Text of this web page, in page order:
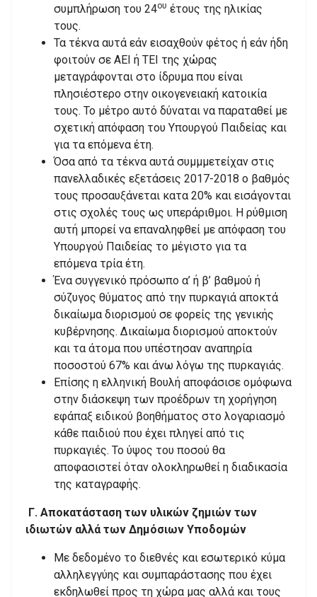
συμπλήρωση του 24ου έτους της ηλικίας
τους.
Τα τέκνα αυτά εάν εισαχθούν φέτος ή εάν ήδη
φοιτούν σε ΑΕΙ ή ΤΕΙ της χώρας
μεταγράφονται στο ίδρυμα που είναι
πλησιέστερο στην οικογενειακή κατοικία
τους. Το μέτρο αυτό δύναται να παραταθεί με
σχετική απόφαση του Υπουργού Παιδείας και
για τα επόμενα έτη.
Όσα από τα τέκνα αυτά συμμμετείχαν στις
πανελλαδικές εξετάσεις 2017-2018 ο βαθμός
τους προσαυξάνεται κατα 20% και εισάγονται
στις σχολές τους ως υπεράριθμοι. Η ρύθμιση
αυτή μπορεί να επαναληφθεί με απόφαση του
Υπουργού Παιδείας το μέγιστο για τα
επόμενα τρία έτη.
Ένα συγγενικό πρόσωπο α’ ή β’ βαθμού ή
σύζυγος θύματος από την πυρκαγιά αποκτά
δικαίωμα διορισμού σε φορείς της γενικής
κυβέρνησης. Δικαίωμα διορισμού αποκτούν
και τα άτομα που υπέστησαν αναπηρία
ποσοστού 67% και άνω λόγω της πυρκαγιάς.
Επίσης η ελληνική Βουλή αποφάσισε ομόφωνα
στην διάσκεψη των προέδρων τη χορήγηση
εφάπαξ ειδικού βοηθήματος στο λογαριασμό
κάθε παιδιού που έχει πληγεί από τις
πυρκαγιές. Το ύψος του ποσού θα
αποφασιστεί όταν ολοκληρωθεί η διαδικασία
της καταγραφής.
Γ. Αποκατάσταση των υλικών ζημιών των
ιδιωτών αλλά των Δημόσιων Υποδομών
Με δεδομένο το διεθνές και εσωτερικό κύμα
αλληλεγγύης και συμπαράστασης που έχει
εκδηλωθεί προς τη χώρα μας αλλά και τους